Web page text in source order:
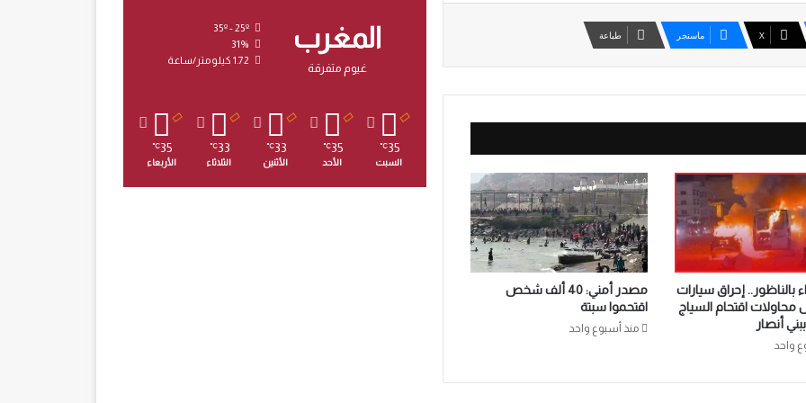
‫X ماسنجر طباعة
بالناظور.. إحراق سيارات
محاولات اقتحام السياج
أنصار
واحد
مصدر أمني: 40 ألف شخص
اقتحموا سبتة
منذ أسبوع واحد
المغرب
غيوم متفرقة
31%
1.72 كيلومتر/ساعة
35
℃
السبت
35
℃
الأحد
33
℃
الأثنين
33
℃
الثلاثاء
35
℃
الأربعاء